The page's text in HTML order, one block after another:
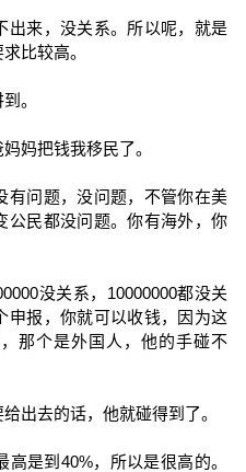
出来，没关系。所以呢，就是
比较高。
。
妈把钱我移民了。
有问题，没问题，不管你在美
公民都没问题。你有海外，你
没关系，10000000都没关
申报，你就可以收钱，因为这
那个是外国人，他的手碰不
出去的话，他就碰得到了。
是到40%，所以是很高的。